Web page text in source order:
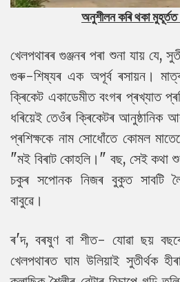
অনুশীলন কৰি থকা মুহূৰ্তত
খেলপথাৰৰ গুঞ্জনৰ পৰা শুনা যায়
গুৰু-শিষ্যৰ এক অপূৰ্ব ৰসায়ন।
ক্ৰিকেট একাডেমীত বংগৰ প্ৰখ্যাত
ধৰিয়েই তেওঁৰ ক্ৰিকেটৰ আনুষ্ঠানিক
প্ৰশিক্ষকে নাম সোধোঁতে কোমল
"মই বিৰাট কোহলি।" বছ, সেই কথা
চকুৰ সপোনক নিজৰ বুকুত সাবটি
বাবুৱে।
ৰ'দ, বৰষুণ বা শীত- যোৱা ছয়
খেলপথাৰত ঘাম উলিয়াই সুতীৰ্থক